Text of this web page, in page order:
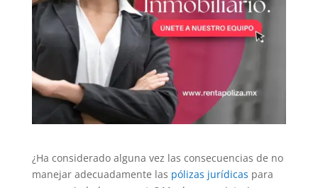
¿Ha considerado alguna vez las consecuencias de no
manejar adecuadamente las pólizas jurídicas para